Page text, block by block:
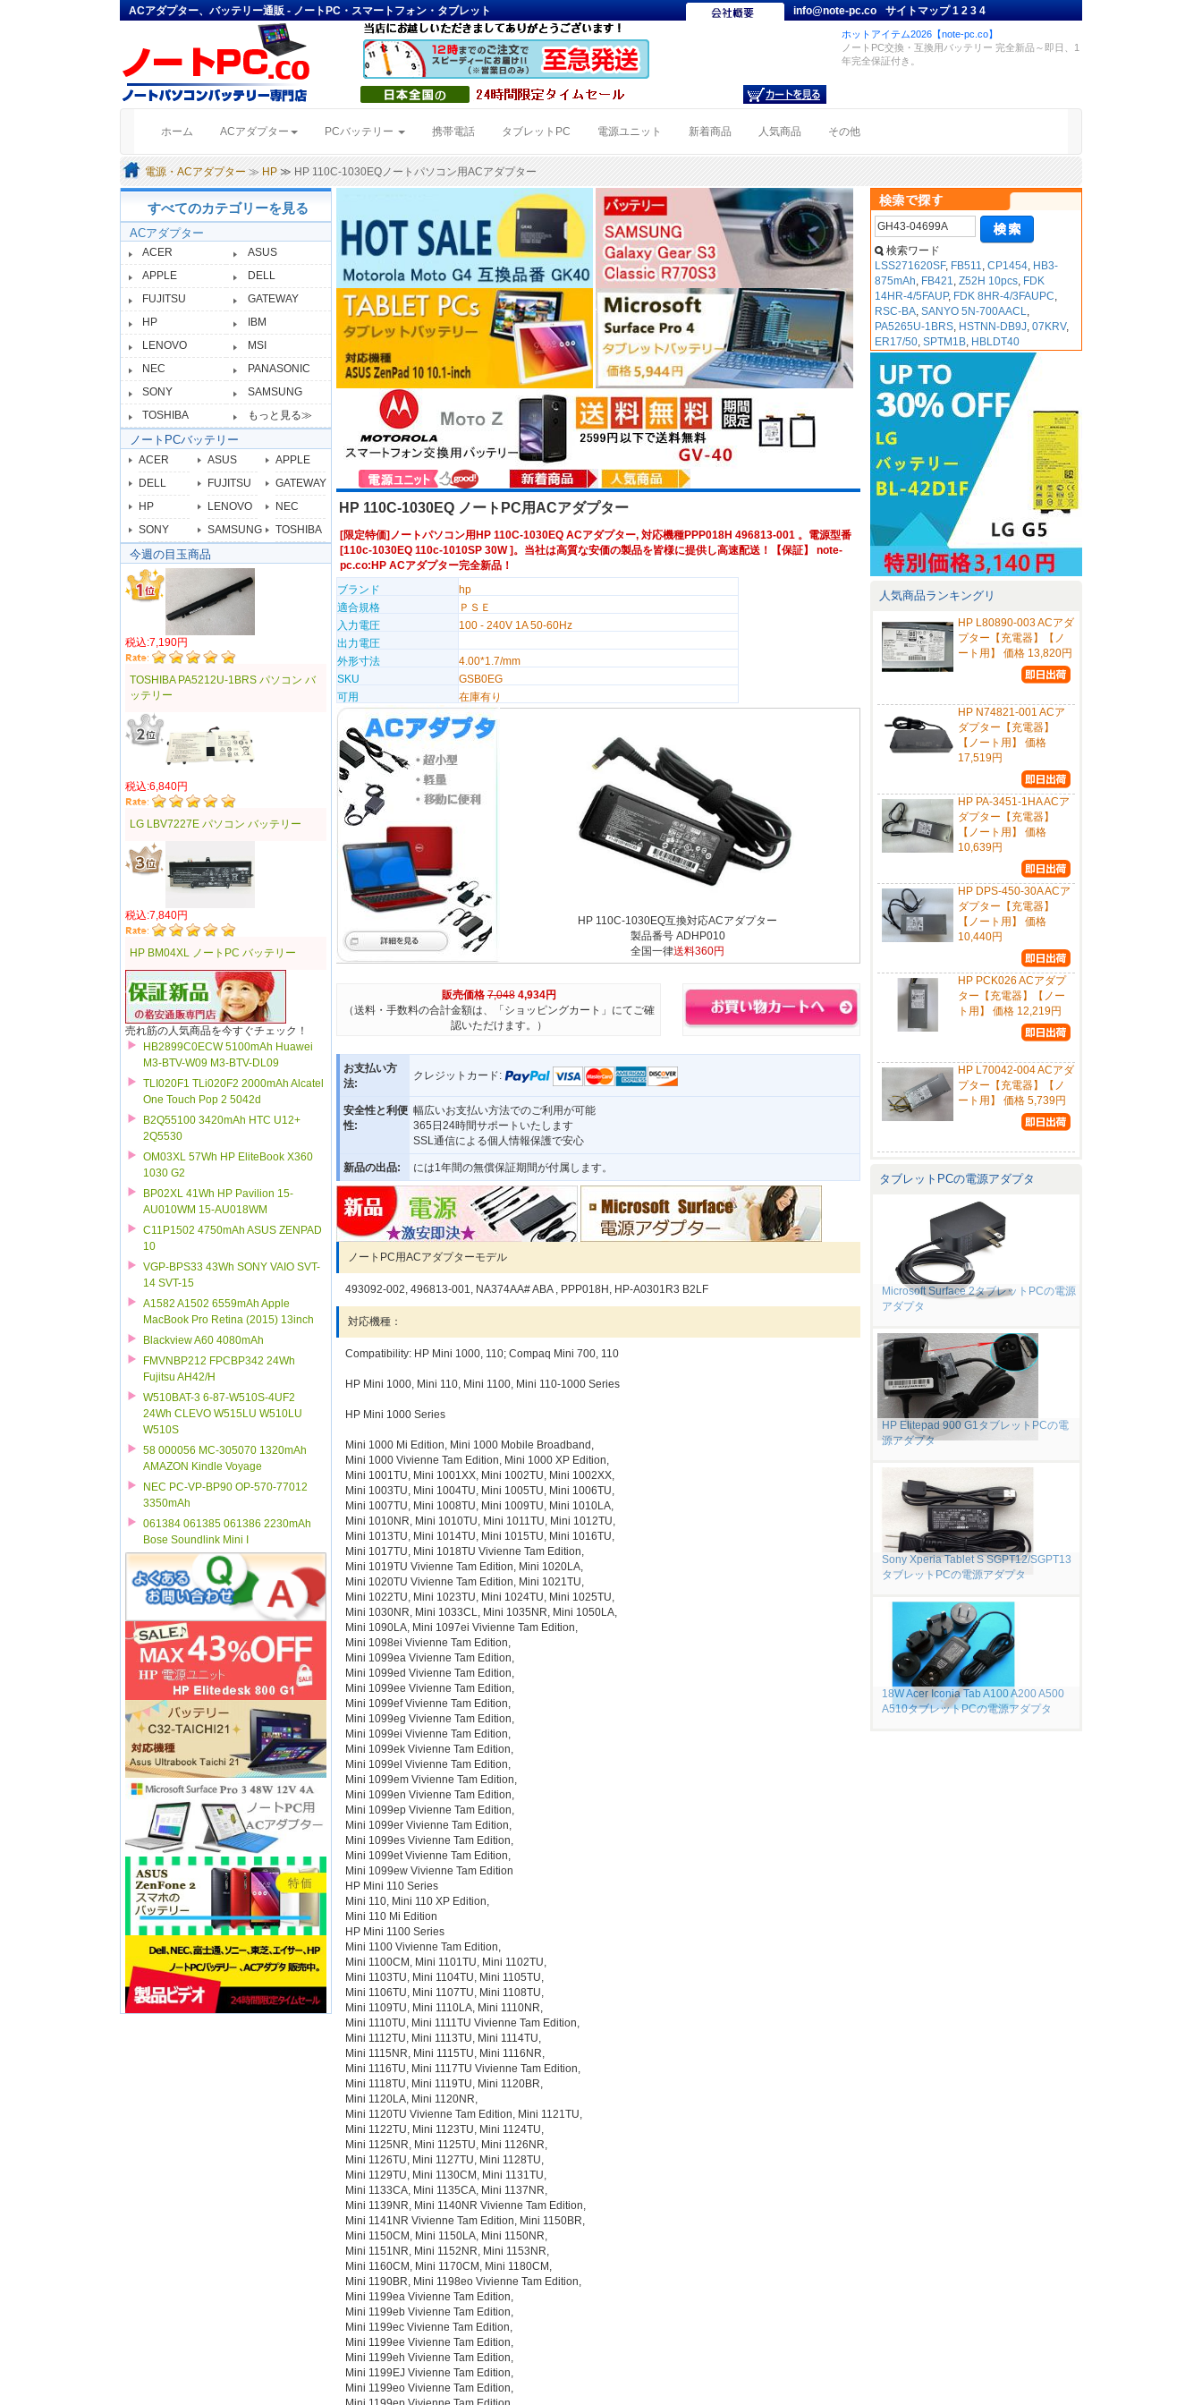
ACアダプター、バッテリー通販 - ノートPC・スマートフォン・タブレット info@note-pc.co サイトマップ1234
ホットアイテム2026【note-pc.co】
ノートPC交換・互換用バッテリー 完全新品～即日、1
年完全保証付き。
ホーム (current)ACアダプター PCバッテリー 携帯電話 タブレットPC 電源ユニット 新着商品 人気商品 その他
電源・ACアダプター ≫ HP ≫ HP 110C-1030EQノートパソコン用ACアダプター
すべてのカテゴリーを見る
ACアダプター
ACER
ASUS
APPLE
DELL
FUJITSU
GATEWAY
HP
IBM
LENOVO
MSI
NEC
PANASONIC
SONY
SAMSUNG
TOSHIBA
もっと見る≫
ノートPCバッテリー
ACER ASUS
APPLE
DELL
FUJITSU
GATEWAY
HP
LENOVO
NEC
SONY
SAMSUNG TOSHIBA
今週の目玉商品
税込:7,190円
TOSHIBA PA5212U-1BRS パソコン バ
ッテリー
税込:6,840円
LG LBV7227E パソコン バッテリー
税込:7,840円
HP BM04XL ノートPC バッテリー
売れ筋の人気商品を今すぐチェック！
HB2899C0ECW 5100mAh Huawei
M3-BTV-W09 M3-BTV-DL09
TLI020F1 TLi020F2 2000mAh Alcatel
One Touch Pop 2 5042d
B2Q55100 3420mAh HTC U12+
2Q5530
OM03XL 57Wh HP EliteBook X360
1030 G2
BP02XL 41Wh HP Pavilion 15-
AU010WM 15-AU018WM
C11P1502 4750mAh ASUS ZENPAD
10
VGP-BPS33 43Wh SONY VAIO SVT-
14 SVT-15
A1582 A1502 6559mAh Apple
MacBook Pro Retina (2015) 13inch
Blackview A60 4080mAh
FMVNBP212 FPCBP342 24Wh
Fujitsu AH42/H
W510BAT-3 6-87-W510S-4UF2
24Wh CLEVO W515LU W510LU
W510S
58 000056 MC-305070 1320mAh
AMAZON Kindle Voyage
NEC PC-VP-BP90 OP-570-77012
3350mAh
061384 061385 061386 2230mAh
Bose Soundlink Mini I
HP 110C-1030EQ ノートPC用ACアダプター
[限定特価]ノートパソコン用HP 110C-1030EQ ACアダプター, 対応機種PPP018H 496813-001 。電源型番
[110c-1030EQ 110c-1010SP 30W ]。当社は高質な安価の製品を皆様に提供し高速配送！【保証】 note-
pc.co:HP ACアダプター完全新品！
ブランド
hp
適合規格
ＰＳＥ
入力電圧
100 - 240V 1A 50-60Hz
出力電圧
外形寸法
4.00*1.7/mm
SKU
GSB0EG
可用
在庫有り
HP 110C-1030EQ互換対応ACアダプター
製品番号 ADHP010
全国一律送料360円
販売価格 7,048 4,934円
（送料・手数料の合計金額は、「ショッピングカート」にてご確
認いただけます。）
お支払い方
法:
クレジットカード:
安全性と利便
性:
幅広いお支払い方法でのご利用が可能
365日24時間サポートいたします
SSL通信による個人情報保護で安心
新品の出品: には1年間の無償保証期間が付属します。
ノートPC用ACアダプターモデル
493092-002, 496813-001, NA374AA# ABA , PPP018H, HP-A0301R3 B2LF
対応機種：
Compatibility: HP Mini 1000, 110; Compaq Mini 700, 110
HP Mini 1000, Mini 110, Mini 1100, Mini 110-1000 Series
HP Mini 1000 Series
Mini 1000 Mi Edition, Mini 1000 Mobile Broadband,
Mini 1000 Vivienne Tam Edition, Mini 1000 XP Edition,
Mini 1001TU, Mini 1001XX, Mini 1002TU, Mini 1002XX,
Mini 1003TU, Mini 1004TU, Mini 1005TU, Mini 1006TU,
Mini 1007TU, Mini 1008TU, Mini 1009TU, Mini 1010LA,
Mini 1010NR, Mini 1010TU, Mini 1011TU, Mini 1012TU,
Mini 1013TU, Mini 1014TU, Mini 1015TU, Mini 1016TU,
Mini 1017TU, Mini 1018TU Vivienne Tam Edition,
Mini 1019TU Vivienne Tam Edition, Mini 1020LA,
Mini 1020TU Vivienne Tam Edition, Mini 1021TU,
Mini 1022TU, Mini 1023TU, Mini 1024TU, Mini 1025TU,
Mini 1030NR, Mini 1033CL, Mini 1035NR, Mini 1050LA,
Mini 1090LA, Mini 1097ei Vivienne Tam Edition,
Mini 1098ei Vivienne Tam Edition,
Mini 1099ea Vivienne Tam Edition,
Mini 1099ed Vivienne Tam Edition,
Mini 1099ee Vivienne Tam Edition,
Mini 1099ef Vivienne Tam Edition,
Mini 1099eg Vivienne Tam Edition,
Mini 1099ei Vivienne Tam Edition,
Mini 1099ek Vivienne Tam Edition,
Mini 1099el Vivienne Tam Edition,
Mini 1099em Vivienne Tam Edition,
Mini 1099en Vivienne Tam Edition,
Mini 1099ep Vivienne Tam Edition,
Mini 1099er Vivienne Tam Edition,
Mini 1099es Vivienne Tam Edition,
Mini 1099et Vivienne Tam Edition,
Mini 1099ew Vivienne Tam Edition
HP Mini 110 Series
Mini 110, Mini 110 XP Edition,
Mini 110 Mi Edition
HP Mini 1100 Series
Mini 1100 Vivienne Tam Edition,
Mini 1100CM, Mini 1101TU, Mini 1102TU,
Mini 1103TU, Mini 1104TU, Mini 1105TU,
Mini 1106TU, Mini 1107TU, Mini 1108TU,
Mini 1109TU, Mini 1110LA, Mini 1110NR,
Mini 1110TU, Mini 1111TU Vivienne Tam Edition,
Mini 1112TU, Mini 1113TU, Mini 1114TU,
Mini 1115NR, Mini 1115TU, Mini 1116NR,
Mini 1116TU, Mini 1117TU Vivienne Tam Edition,
Mini 1118TU, Mini 1119TU, Mini 1120BR,
Mini 1120LA, Mini 1120NR,
Mini 1120TU Vivienne Tam Edition, Mini 1121TU,
Mini 1122TU, Mini 1123TU, Mini 1124TU,
Mini 1125NR, Mini 1125TU, Mini 1126NR,
Mini 1126TU, Mini 1127TU, Mini 1128TU,
Mini 1129TU, Mini 1130CM, Mini 1131TU,
Mini 1133CA, Mini 1135CA, Mini 1137NR,
Mini 1139NR, Mini 1140NR Vivienne Tam Edition,
Mini 1141NR Vivienne Tam Edition, Mini 1150BR,
Mini 1150CM, Mini 1150LA, Mini 1150NR,
Mini 1151NR, Mini 1152NR, Mini 1153NR,
Mini 1160CM, Mini 1170CM, Mini 1180CM,
Mini 1190BR, Mini 1198eo Vivienne Tam Edition,
Mini 1199ea Vivienne Tam Edition,
Mini 1199eb Vivienne Tam Edition,
Mini 1199ec Vivienne Tam Edition,
Mini 1199ee Vivienne Tam Edition,
Mini 1199eh Vivienne Tam Edition,
Mini 1199EJ Vivienne Tam Edition,
Mini 1199eo Vivienne Tam Edition,
検索ワード
LSS271620SF, FB511,CP1454, HB3-
875mAh, FB421,Z52H 10pcs, FDK
14HR-4/5FAUP, FDK 8HR-4/3FAUPC,
RSC-BA,SANYO 5N-700AACL,
PA5265U-1BRS, HSTNN-DB9J,07KRV,
ER17/50,SPTM1B, HBLDT40
人気商品ランキングリ
HP L80890-003 ACアダ
プター【充電器】【ノ
ート用】 価格 13,820円
HP N74821-001 ACア
ダプター【充電器】
【ノート用】 価格
17,519円
HP PA-3451-1HA ACア
ダプター【充電器】
【ノート用】 価格
10,639円
HP DPS-450-30A ACア
ダプター【充電器】
【ノート用】 価格
10,440円
HP PCK026 ACアダプ
ター【充電器】【ノー
ト用】 価格 12,219円
HP L70042-004 ACアダ
プター【充電器】【ノ
ート用】 価格 5,739円
タブレットPCの電源アダプタ
Microsoft Surface 2タブレットPCの電源
アダプタ
HP Elitepad 900 G1タブレットPCの電
源アダプタ
Sony Xperia Tablet S SGPT12/SGPT13
タブレットPCの電源アダプタ
18W Acer Iconia Tab A100 A200 A500
A510タブレットPCの電源アダプタ